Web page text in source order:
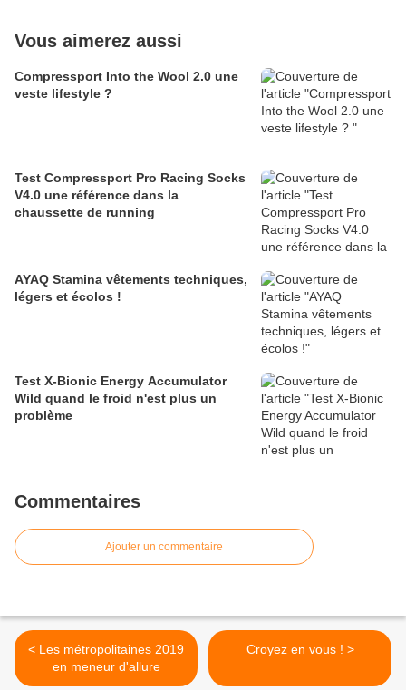
Vous aimerez aussi
Compressport Into the Wool 2.0 une
veste lifestyle ?
Test Compressport Pro Racing Socks
V4.0 une référence dans la
chaussette de running
AYAQ Stamina vêtements techniques,
légers et écolos !
Test X-Bionic Energy Accumulator
Wild quand le froid n'est plus un
problème
Commentaires
Ajouter un commentaire
< Les métropolitaines 2019
en meneur d'allure
Croyez en vous ! >